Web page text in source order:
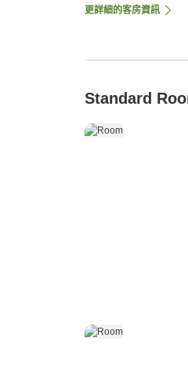
更詳細的客房資訊
Standard